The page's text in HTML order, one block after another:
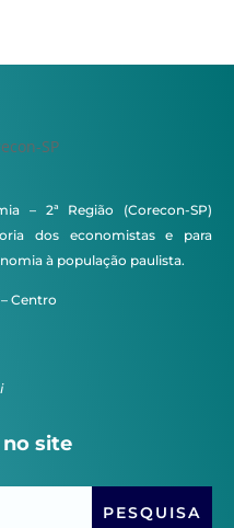
– 2ª Região (Corecon-SP)
dos economistas e para
à população paulista.
Centro
no site